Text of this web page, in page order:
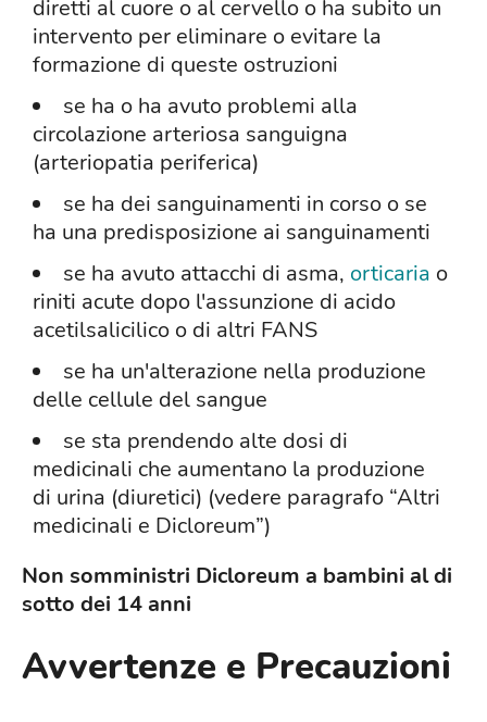
diretti al cuore o al cervello o ha subito un
intervento per eliminare o evitare la
formazione di queste ostruzioni
se ha o ha avuto problemi alla
circolazione arteriosa sanguigna
(arteriopatia periferica)
se ha dei sanguinamenti in corso o se
ha una predisposizione ai sanguinamenti
se ha avuto attacchi di asma, orticaria o
riniti acute dopo l'assunzione di acido
acetilsalicilico o di altri FANS
se ha un'alterazione nella produzione
delle cellule del sangue
se sta prendendo alte dosi di
medicinali che aumentano la produzione
di urina (diuretici) (vedere paragrafo “Altri
medicinali e Dicloreum”)
Non somministri Dicloreum a bambini al di
sotto dei 14 anni
Avvertenze e Precauzioni